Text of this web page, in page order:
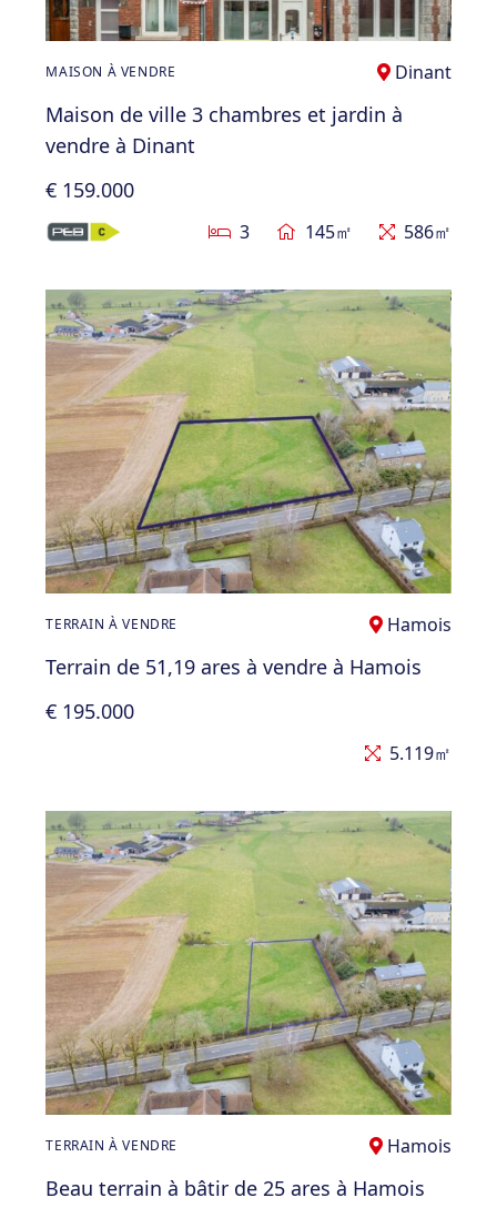
MAISON À VENDRE Dinant
Maison de ville 3 chambres et jardin à
vendre à Dinant
€ 159.000
3 145㎡ 586㎡
TERRAIN À VENDRE Hamois
Terrain de 51,19 ares à vendre à Hamois
€ 195.000
5.119㎡
TERRAIN À VENDRE Hamois
Beau terrain à bâtir de 25 ares à Hamois